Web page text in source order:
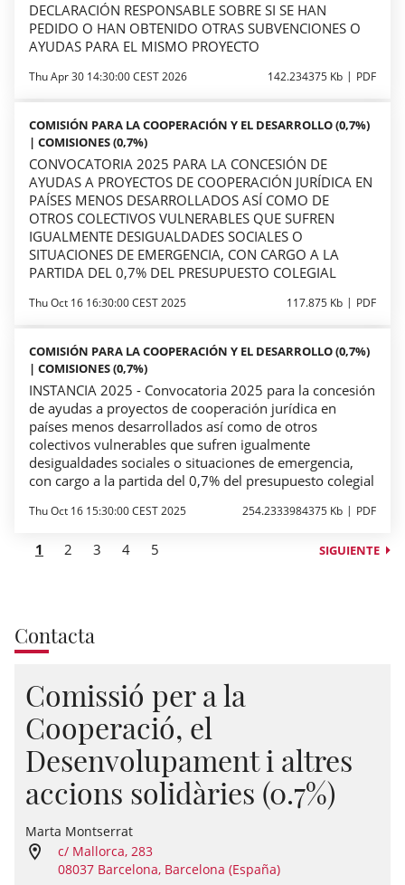
DECLARACIÓN RESPONSABLE SOBRE SI SE HAN
PEDIDO O HAN OBTENIDO OTRAS SUBVENCIONES O
AYUDAS PARA EL MISMO PROYECTO
Thu Apr 30 14:30:00 CEST 2026 142.234375 Kb PDF
COMISIÓN PARA LA COOPERACIÓN Y EL DESARROLLO (0,7%)
| COMISIONES (0,7%)
CONVOCATORIA 2025 PARA LA CONCESIÓN DE
AYUDAS A PROYECTOS DE COOPERACIÓN JURÍDICA EN
PAÍSES MENOS DESARROLLADOS ASÍ COMO DE
OTROS COLECTIVOS VULNERABLES QUE SUFREN
IGUALMENTE DESIGUALDADES SOCIALES O
SITUACIONES DE EMERGENCIA, CON CARGO A LA
PARTIDA DEL 0,7% DEL PRESUPUESTO COLEGIAL
Thu Oct 16 16:30:00 CEST 2025 117.875 Kb PDF
COMISIÓN PARA LA COOPERACIÓN Y EL DESARROLLO (0,7%)
| COMISIONES (0,7%)
INSTANCIA 2025 - Convocatoria 2025 para la concesión
de ayudas a proyectos de cooperación jurídica en
países menos desarrollados así como de otros
colectivos vulnerables que sufren igualmente
desigualdades sociales o situaciones de emergencia,
con cargo a la partida del 0,7% del presupuesto colegial
Thu Oct 16 15:30:00 CEST 2025 254.2333984375 Kb PDF
1 2 3 4 5 SIGUIENTE
Contacta
Comissió per a la
Cooperació, el
Desenvolupament i altres
accions solidàries (0.7%)
Marta Montserrat
c/ Mallorca, 283
08037 Barcelona, Barcelona (España)